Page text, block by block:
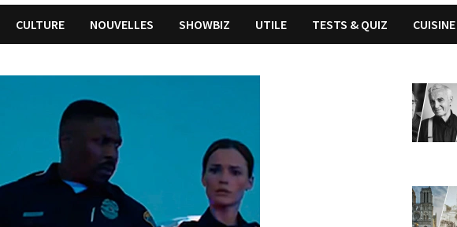
CULTURE NOUVELLES SHOWBIZ UTILE TESTS & QUIZ CUISINE